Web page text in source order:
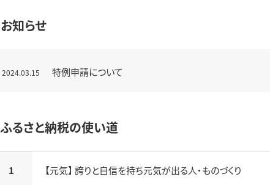
お知らせ
2024.03.15 特例申請について
ふるさと納税の使い道
1 【元気】 誇りと自信を持ち元気が出る人・ものづくり